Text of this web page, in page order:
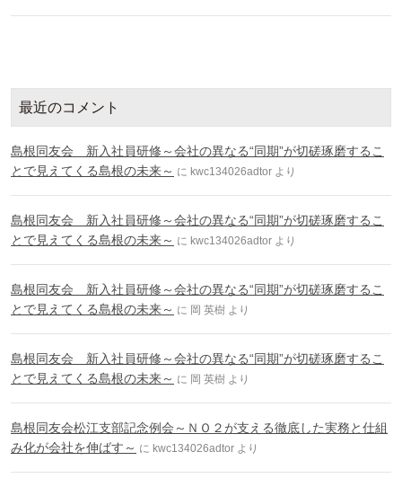
最近のコメント
島根同友会 新入社員研修～会社の異なる“同期”が切磋琢磨するこ
とで見えてくる島根の未来～ に kwc134026adtor より
島根同友会 新入社員研修～会社の異なる“同期”が切磋琢磨するこ
とで見えてくる島根の未来～ に kwc134026adtor より
島根同友会 新入社員研修～会社の異なる“同期”が切磋琢磨するこ
とで見えてくる島根の未来～ に 岡 英樹 より
島根同友会 新入社員研修～会社の異なる“同期”が切磋琢磨するこ
とで見えてくる島根の未来～ に 岡 英樹 より
島根同友会松江支部記念例会～ＮＯ２が支える徹底した実務と仕組
み化が会社を伸ばす～ に kwc134026adtor より